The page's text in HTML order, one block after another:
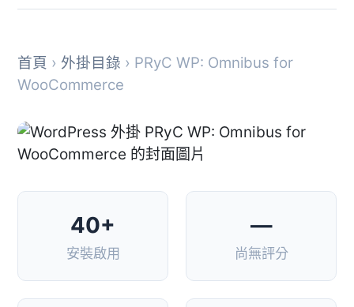
首頁 › 外掛目錄 › PRyC WP: Omnibus for
WooCommerce
40+
安裝啟用
—
尚無評分